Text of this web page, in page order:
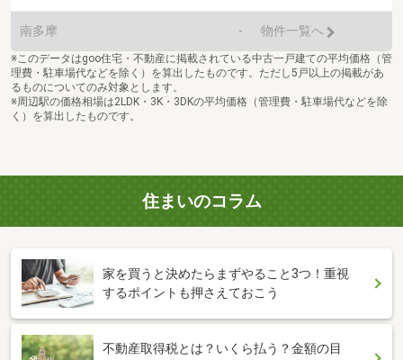
南多摩 - 物件一覧へ
※このデータはgoo住宅・不動産に掲載されている中古一戸建ての平均価格（管
理費・駐車場代などを除く）を算出したものです。ただし5戸以上の掲載があ
るものについてのみ対象とします。
※周辺駅の価格相場は2LDK・3K・3DKの平均価格（管理費・駐車場代などを除
く）を算出したものです。
住まいのコラム
家を買うと決めたらまずやること3つ！重視
するポイントも押さえておこう
不動産取得税とは？いくら払う？金額の目